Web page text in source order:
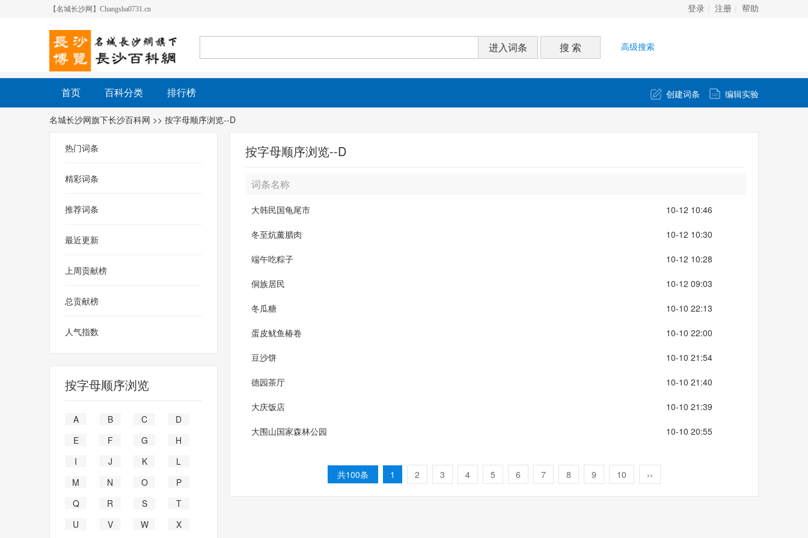
【名城长沙网】Changsha0731.cn 登录 注册 帮助
高级搜索
首页 百科分类 排行榜 创建词条 编辑实验
名城长沙网旗下长沙百科网 >> 按字母顺序浏览--D
按字母顺序浏览--D
词条名称
大韩民国龟尾市 10-12 10:46
冬至炕薰腊肉 10-12 10:30
端午吃粽子 10-12 10:28
侗族居民 10-12 09:03
冬瓜糖 10-10 22:13
蛋皮鱿鱼椿卷 10-10 22:00
豆沙饼 10-10 21:54
德园茶厅 10-10 21:40
大庆饭店 10-10 21:39
大围山国家森林公园 10-10 20:55
共100条 1 2 3 4 5 6 7 8 9 10 ››
热门词条
精彩词条
推荐词条
最近更新
上周贡献榜
总贡献榜
人气指数
按字母顺序浏览
A B C
D
E
F G
H
I
J K
L
M
N O
P
Q
R S
T
U
V W X